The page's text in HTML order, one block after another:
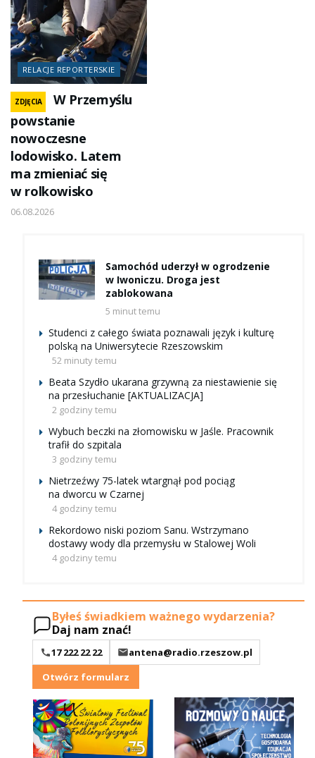
RELACJE REPORTERSKIE
ZDJĘCIA
W Przemyślu
powstanie
nowoczesne
lodowisko. Latem
ma zmieniać się
w rolkowisko
06.08.2026
Samochód uderzył w ogrodzenie
w Iwoniczu. Droga jest
zablokowana
5 minut temu
Studenci z całego świata poznawali język i kulturę
polską na Uniwersytecie Rzeszowskim
52 minuty temu
Beata Szydło ukarana grzywną za niestawienie się
na przesłuchanie [AKTUALIZACJA]
2 godziny temu
Wybuch beczki na złomowisku w Jaśle. Pracownik
trafił do szpitala
3 godziny temu
Nietrzeźwy 75-latek wtargnął pod pociąg
na dworcu w Czarnej
4 godziny temu
Rekordowo niski poziom Sanu. Wstrzymano
dostawy wody dla przemysłu w Stalowej Woli
4 godziny temu
Byłeś świadkiem ważnego wydarzenia?
Daj nam znać!
17 222 22 22
antena@radio.rzeszow.pl
Otwórz formularz